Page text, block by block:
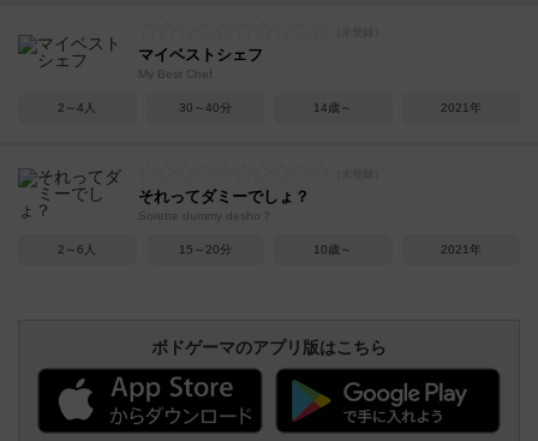
マイベストシェフ
My Best Chef
2～4人 30～40分 14歳～ 2021年
それってダミーでしょ？
Sorette dummy desho？
2～6人 15～20分 10歳～ 2021年
ボドゲーマのアプリ版はこちら